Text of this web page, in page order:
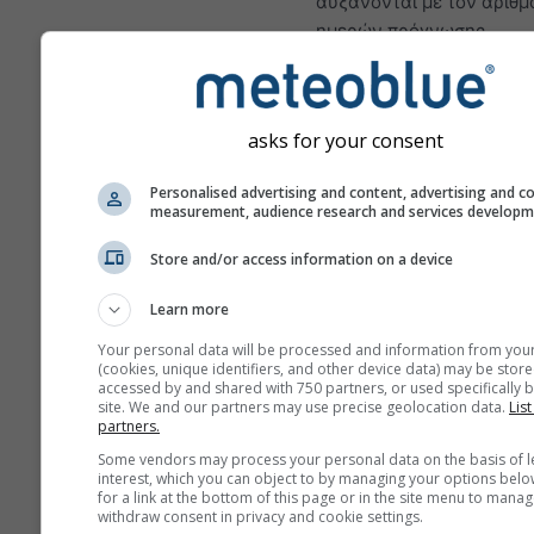
ημερών πρόγνωσης.
Η πρόγνωση
μοντέλα «ensemble».
μοντέλων με
αρχικές παραμέτρους
εκτιμηθεί πιο ακριβώς η
Περισσότερα
δεδομένα
Εποχική
asks for your consent
Personalised advertising and content, advertising and
measurement, audience research and services
Store and/or access information on a device
Learn more
Your personal data will be processed and information from
(cookies, unique identifiers, and other device data) may be
accessed by and shared with 750 partners, or used specifically
site. We and our partners may use precise geolocation data.
partners.
Some vendors may process your personal data on the basis of
interest, which you can object to by managing your options
for a link at the bottom of this page or in the site menu to
withdraw consent in privacy and cookie settings.